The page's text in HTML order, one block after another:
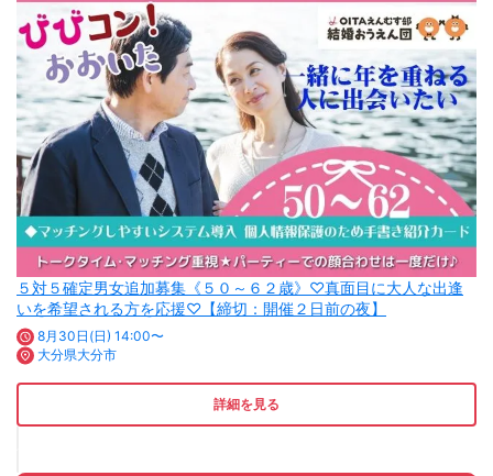
５対５確定男女追加募集《５０～６２歳》♡真面目に大人な出逢
いを希望される方を応援♡【締切：開催２日前の夜】
8月30日(日) 14:00〜
大分県大分市
詳細を見る